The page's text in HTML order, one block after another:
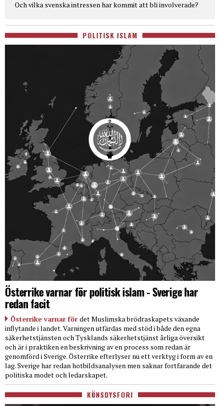
Och vilka svenska intressen har kommit att bli involverade?
POLITISK ISLAM
Österrike varnar för politisk islam - Sverige har
redan facit
Österrike varnar för det Muslimska brödraskapets växande
inflytande i landet. Varningen utfärdas med stöd i både den egna
säkerhetstjänsten och Tysklands säkerhetstjänst årliga översikt
och är i praktiken en beskrivning av en process som redan är
genomförd i Sverige. Österrike efterlyser nu ett verktyg i form av en
lag. Sverige har redan hotbildsanalysen men saknar fortfarande det
politiska modet och ledarskapet.
KÖNSDYSFORI